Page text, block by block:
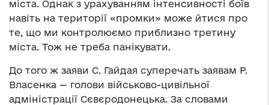
міста. Однак з урахуванням інтенсивності боїв
навіть на території «промки» може йтися про
те, що ми контролюємо приблизно третину
міста. Тож не треба панікувати.
До того ж заяви С. Гайдая суперечать заявам Р.
Власенка — голови військово-цивільної
адміністрації Сєвєродонецька. За словами